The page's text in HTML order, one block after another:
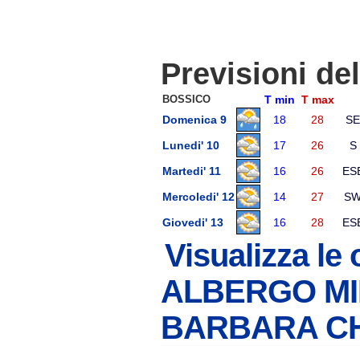
Previsioni
BOSSICO T min T max
Domenica 9
18 28
SE
Lunedi' 10
17 26
S
Martedi' 11
16 26
Mercoledi' 12
14 27
Giovedi' 13
16 28
Visualizza le
ALBERGO
BARBARA